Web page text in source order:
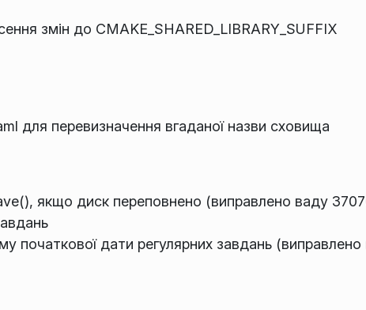
змін до CMAKE_SHARED_LIBRARY_SUFFIX
для перевизначення вгаданої назви сховища
якщо диск переповнено (виправлено ваду
початкової дати регулярних завдань